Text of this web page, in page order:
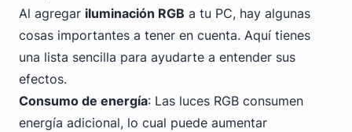
Al agregar iluminación RGB a tu PC, hay algunas
cosas importantes a tener en cuenta. Aquí tienes
una lista sencilla para ayudarte a entender sus
efectos.
Consumo de energía: Las luces RGB consumen
energía adicional, lo cual puede aumentar